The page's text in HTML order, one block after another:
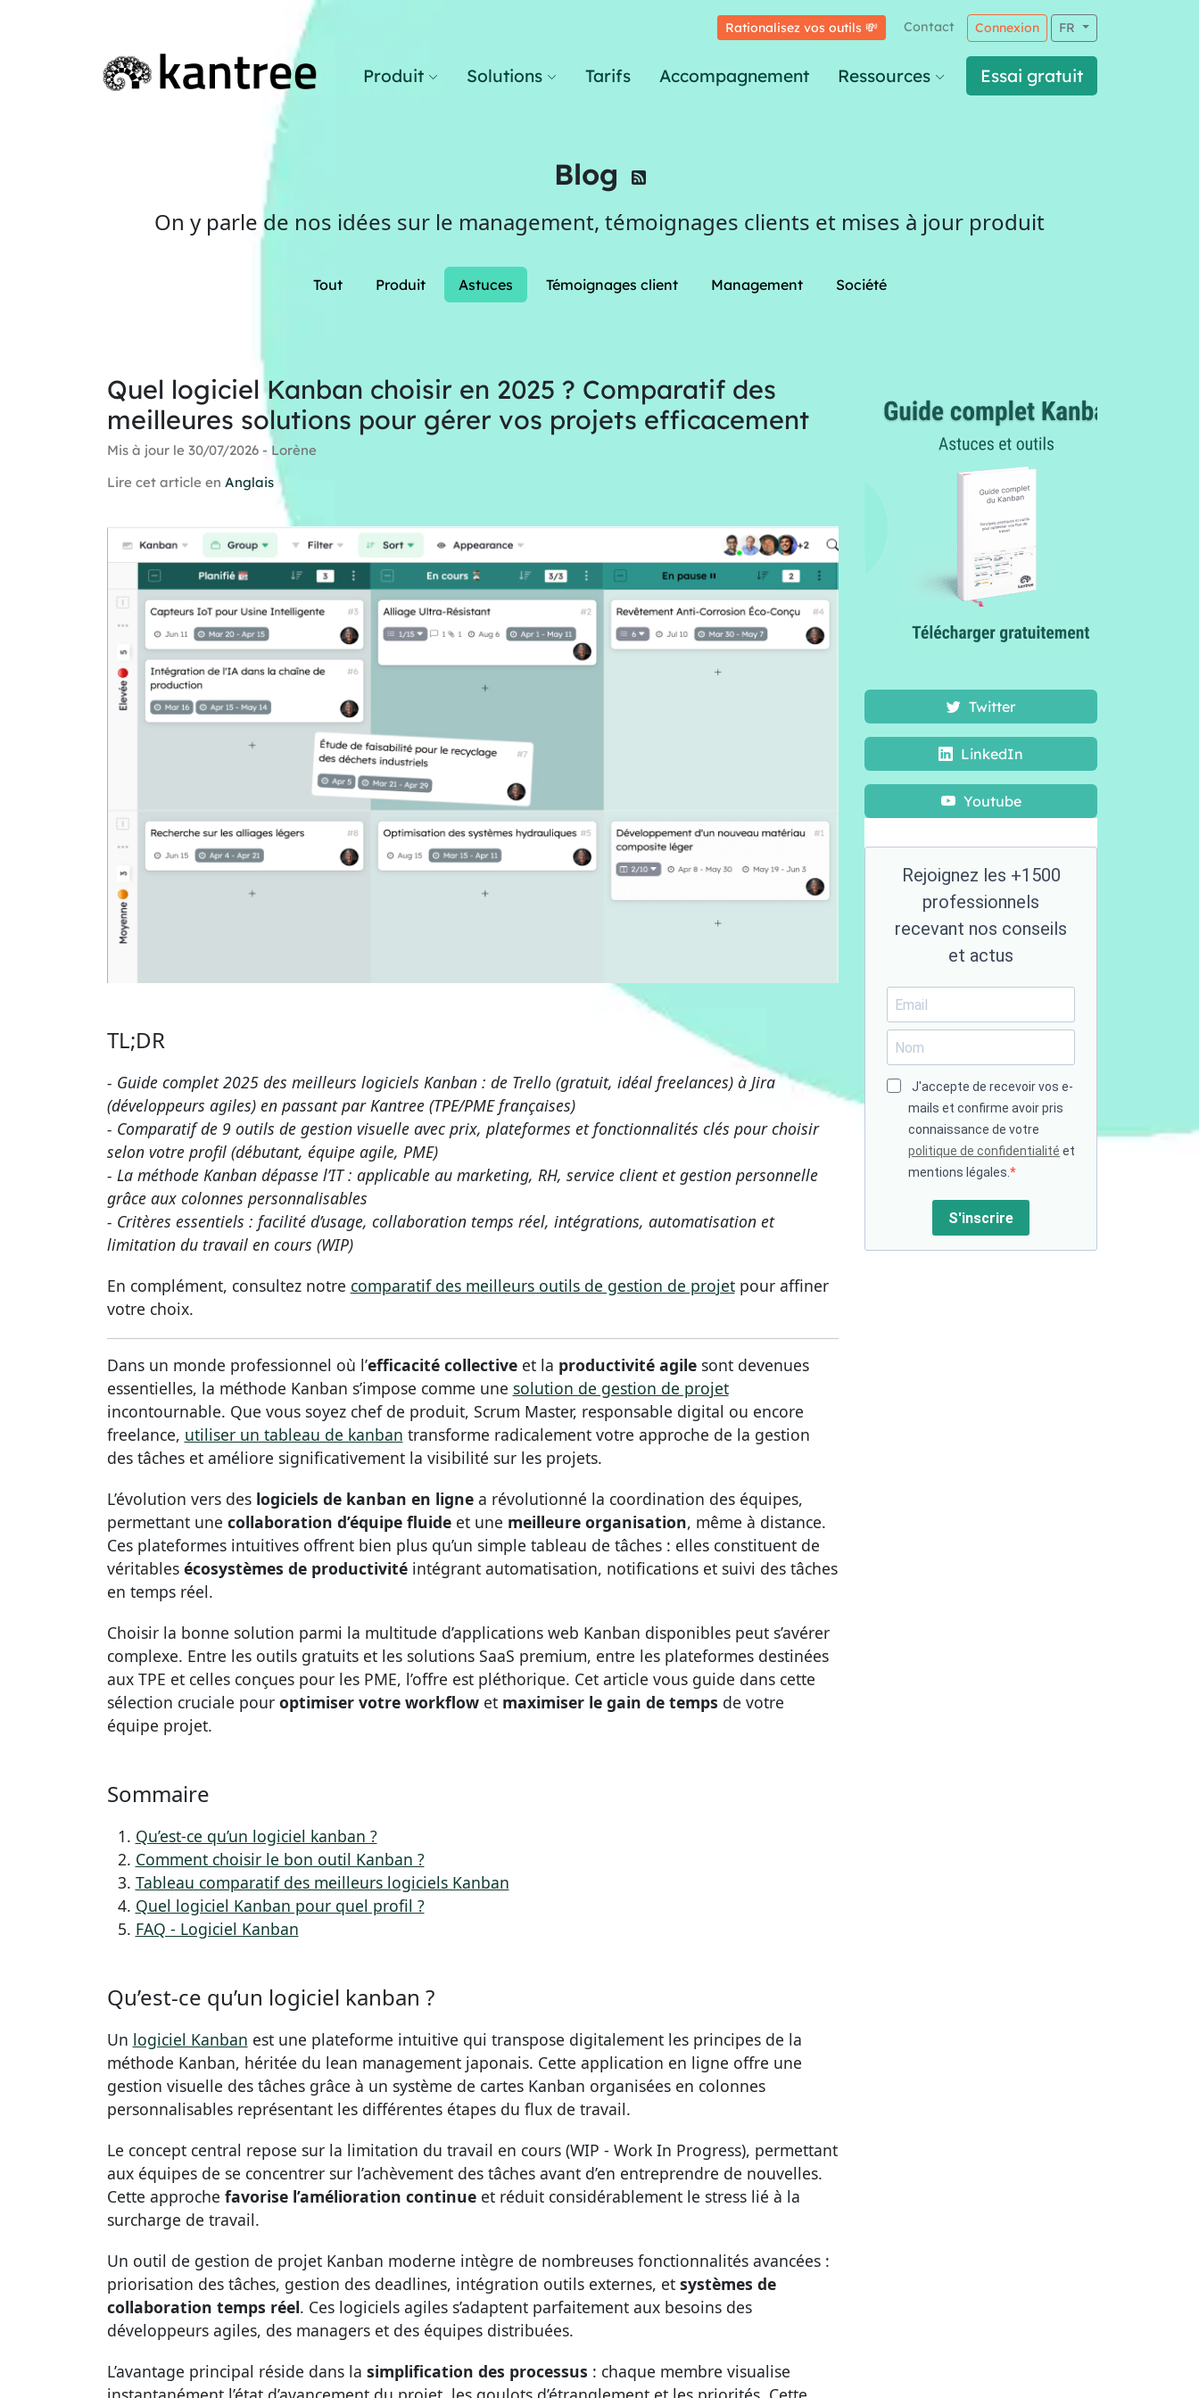
Rationalisez vos outils 💸 Contact Connexion FR
Produit Solutions Tarifs Accompagnement Ressources Essai gratuit
Blog
On y parle de nos idées sur le management, témoignages clients et mises à jour produit
Tout Produit Astuces Témoignages client Management Société
Quel logiciel Kanban choisir en 2025 ? Comparatif des
meilleures solutions pour gérer vos projets efficacement
Mis à jour le 30/07/2026 - Lorène
Lire cet article en Anglais
TL;DR
- Guide complet 2025 des meilleurs logiciels Kanban : de Trello (gratuit, idéal freelances) à Jira
(développeurs agiles) en passant par Kantree (TPE/PME françaises)
- Comparatif de 9 outils de gestion visuelle avec prix, plateformes et fonctionnalités clés pour choisir
selon votre profil (débutant, équipe agile, PME)
- La méthode Kanban dépasse l’IT : applicable au marketing, RH, service client et gestion personnelle
grâce aux colonnes personnalisables
- Critères essentiels : facilité d’usage, collaboration temps réel, intégrations, automatisation et
limitation du travail en cours (WIP)
En complément, consultez notre comparatif des meilleurs outils de gestion de projetpour affiner
votre choix.
Dans un monde professionnel où l’efficacité collectiveet la productivité agilesont devenues
essentielles, la méthode Kanban s’impose comme une solution de gestion de projet
incontournable. Que vous soyez chef de produit, Scrum Master, responsable digital ou encore
freelance, utiliser un tableau de kanban transforme radicalement votre approche de la gestion
des tâches et améliore significativement la visibilité sur les projets.
L’évolution vers des logiciels de kanban en lignea révolutionné la coordination des équipes,
permettant une collaboration d’équipe fluideet une meilleure organisation, même à distance.
Ces plateformes intuitives offrent bien plus qu’un simple tableau de tâches : elles constituent de
véritables écosystèmes de productivitéintégrant automatisation, notifications et suivi des tâches
en temps réel.
Choisir la bonne solution parmi la multitude d’applications web Kanban disponibles peut s’avérer
complexe. Entre les outils gratuits et les solutions SaaS premium, entre les plateformes destinées
aux TPE et celles conçues pour les PME, l’offre est pléthorique. Cet article vous guide dans cette
sélection cruciale pour optimiser votre workflowet maximiser le gain de temps de votre
équipe projet.
Sommaire
Qu’est-ce qu’un logiciel kanban ?
Comment choisir le bon outil Kanban ?
Tableau comparatif des meilleurs logiciels Kanban
Quel logiciel Kanban pour quel profil ?
FAQ - Logiciel Kanban
Qu’est-ce qu’un logiciel kanban ?
Un logiciel Kanban est une plateforme intuitive qui transpose digitalement les principes de la
méthode Kanban, héritée du lean management japonais. Cette application en ligne offre une
gestion visuelle des tâches grâce à un système de cartes Kanban organisées en colonnes
personnalisables représentant les différentes étapes du flux de travail.
Le concept central repose sur la limitation du travail en cours (WIP - Work In Progress), permettant
aux équipes de se concentrer sur l’achèvement des tâches avant d’en entreprendre de nouvelles.
Cette approche favorise l’amélioration continueet réduit considérablement le stress lié à la
surcharge de travail.
Un outil de gestion de projet Kanban moderne intègre de nombreuses fonctionnalités avancées :
priorisation des tâches, gestion des deadlines, intégration outils externes, et systèmes de
collaboration temps réel. Ces logiciels agiles s’adaptent parfaitement aux besoins des
développeurs agiles, des managers et des équipes distribuées.
L’avantage principal réside dans la simplification des processus : chaque membre visualise
Twitter
LinkedIn
Youtube
Rejoignez les +1500
professionnels
recevant nos conseils
et actus
J'accepte de recevoir vos e-
mails et confirme avoir pris
connaissance de votre
politique de confidentialité et
mentions légales.
S'inscrire